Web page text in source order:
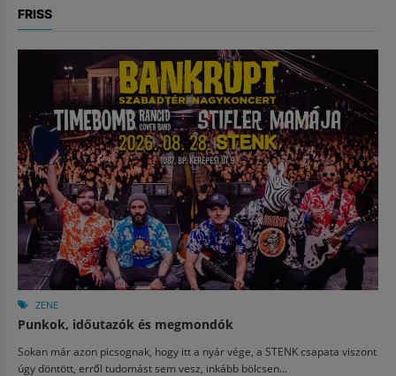
FRISS
ZENE
Punkok, időutazók és megmondók
Sokan már azon picsognak, hogy itt a nyár vége, a STENK csapata viszont
úgy döntött, erről tudomást sem vesz, inkább bölcsen...